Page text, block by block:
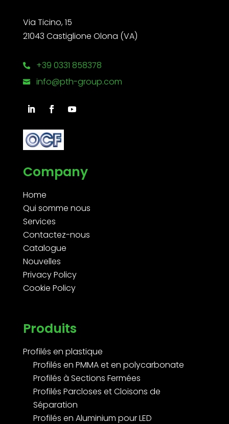
Via Ticino, 15
21043 Castiglione Olona (VA)
 +39 0331 858378
 info@pth-group.com
Company
Home
Qui somme nous
Services
Contactez-nous
Catalogue
Nouvelles
Privacy Policy
Cookie Policy
Produits
Profilés en plastique
Profilés en PMMA et en polycarbonate
Profilés à Sections Fermées
Profilés Parcloses et Cloisons de
Séparation
Profilés en Aluminium pour LED